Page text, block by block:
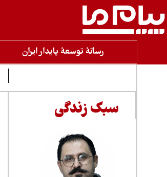
رسانۀ توسعۀ پایدار ایران
سبک زندگی